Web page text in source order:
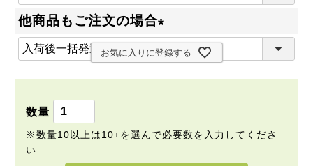
必
)
他商品もご注文の場合
(
必
お気に入りに登録する